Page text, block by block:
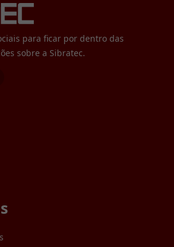
para ficar por dentro das
sobre a Sibratec.